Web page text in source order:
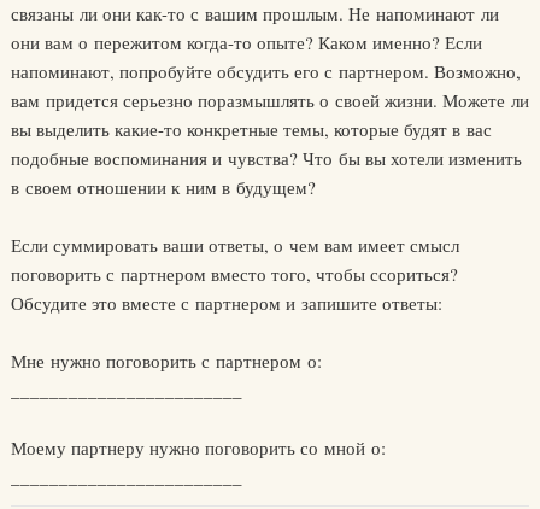
связаны ли они как-то с вашим прошлым. Не напоминают ли
они вам о пережитом когда-то опыте? Каком именно? Если
напоминают, попробуйте обсудить его с партнером. Возможно,
вам придется серьезно поразмышлять о своей жизни. Можете ли
вы выделить какие-то конкретные темы, которые будят в вас
подобные воспоминания и чувства? Что бы вы хотели изменить
в своем отношении к ним в будущем?
Если суммировать ваши ответы, о чем вам имеет смысл
поговорить с партнером вместо того, чтобы ссориться?
Обсудите это вместе с партнером и запишите ответы:
Мне нужно поговорить с партнером о:
Моему партнеру нужно поговорить со мной о: